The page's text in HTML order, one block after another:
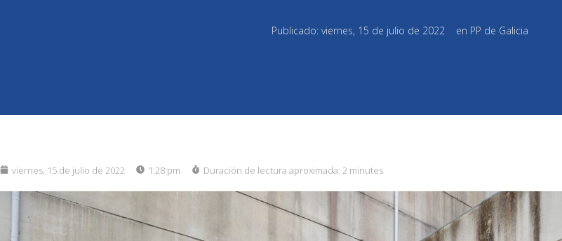
Publicado: viernes, 15 de julio de 2022 en PP de Galicia
viernes, 15 de julio de 2022 1:28 pm Duración de lectura aproximada: 2 minutes